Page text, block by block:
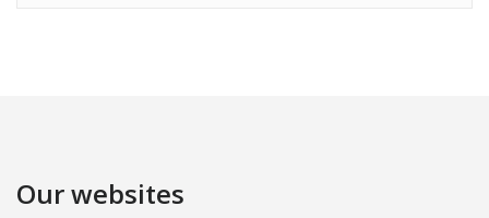
Our websites